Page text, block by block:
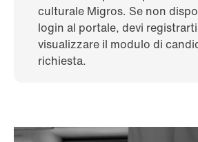
culturale Migros. Se non
login al portale, devi
visualizzare il modulo di
richiesta.